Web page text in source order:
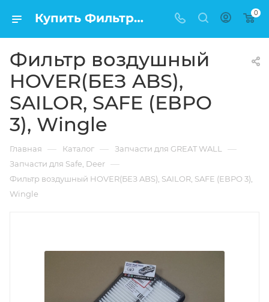
Купить Фильтр воздушный HOVER(БЕЗ ABS), SAILOR, SAFE (ЕВРО 3), Wingle в Москве по низкой цене 0
Фильтр воздушный
HOVER(БЕЗ ABS),
SAILOR, SAFE (ЕВРО
3), Wingle
Главная — Каталог — Запчасти для GREAT WALL —
Запчасти для Safe, Deer —
Фильтр воздушный HOVER(БЕЗ ABS), SAILOR, SAFE (ЕВРО 3),
Wingle